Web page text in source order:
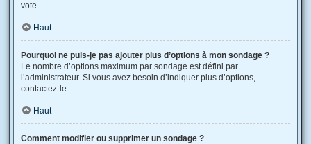
vote.
Haut
Pourquoi ne puis-je pas ajouter plus d’options à mon sondage ?
Le nombre d’options maximum par sondage est défini par
l’administrateur. Si vous avez besoin d’indiquer plus d’options,
contactez-le.
Haut
Comment modifier ou supprimer un sondage ?